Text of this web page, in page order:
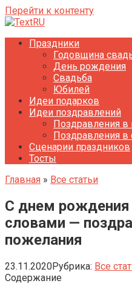
Перейти к контенту
Праздники
Годовщина
День рождения
Свадьба
Юбилей
Идеи подарков
Идеи поздравлений
Поздравления в
Поздравления в
Сценарии праздников
Тосты
Главная » Все статьи
С днем
словами —
пожелания
23.11.2020Рубрика: Все
Содержание